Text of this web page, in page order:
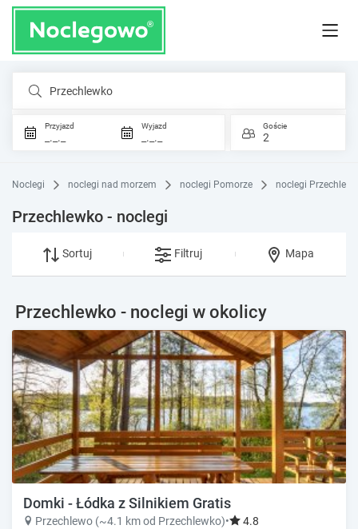
Przechlewko
Przyjazd
_._._
Wyjazd
_._._
Goście
2
Noclegi noclegi nad morzem noclegi Pomorze noclegi
Przechlewko - noclegi
Sortuj Filtruj Mapa
Przechlewko - noclegi w okolicy
Domki - Łódka z Silnikiem Gratis
Przechlewo (~4.1 km od Przechlewko)• 4.8